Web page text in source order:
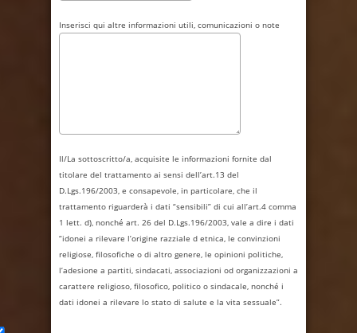
Inserisci qui altre informazioni utili, comunicazioni o note
Il/La sottoscritto/a, acquisite le informazioni fornite dal
titolare del trattamento ai sensi dell’art.13 del
D.Lgs.196/2003, e consapevole, in particolare, che il
trattamento riguarderà i dati “sensibili” di cui all’art.4 comma
1 lett. d), nonché art. 26 del D.Lgs.196/2003, vale a dire i dati
“idonei a rilevare l’origine razziale d etnica, le convinzioni
religiose, filosofiche o di altro genere, le opinioni politiche,
l’adesione a partiti, sindacati, associazioni od organizzazioni a
carattere religioso, filosofico, politico o sindacale, nonché i
dati idonei a rilevare lo stato di salute e la vita sessuale”.